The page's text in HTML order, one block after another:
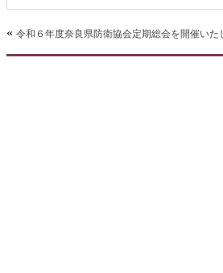
« 令和６年度奈良県防衛協会定期総会を開催いた